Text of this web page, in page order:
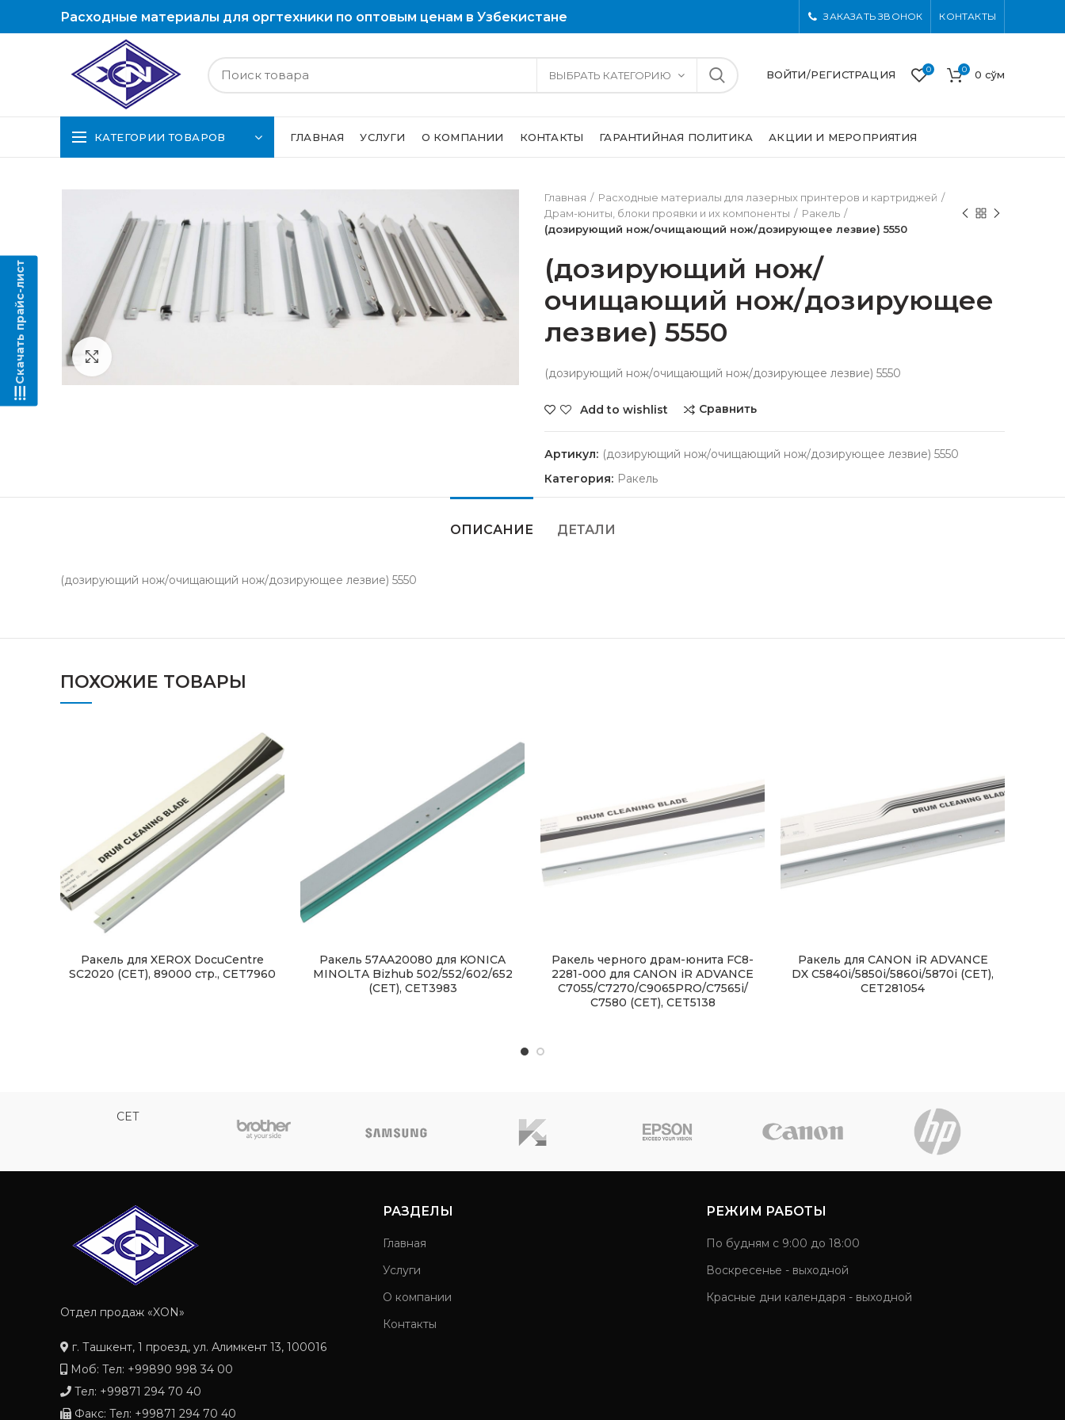
Расходные материалы для оргтехники по оптовым ценам в Узбекистане ЗАКАЗАТЬ ЗВОНОК КОНТАКТЫ
ВЫБРАТЬ КАТЕГОРИЮ ВОЙТИ/РЕГИСТРАЦИЯ 0 0 0 сўм
КАТЕГОРИИ ТОВАРОВ ГЛАВНАЯ УСЛУГИ О КОМПАНИИ КОНТАКТЫ ГАРАНТИЙНАЯ ПОЛИТИКА АКЦИИ И МЕРОПРИЯТИЯ
Главная
Расходные материалы для лазерных принтеров и картриджей
Драм-юниты, блоки проявки и их компоненты
Ракель
(дозирующий нож/очищающий нож/дозирующее лезвие) 5550
(дозирующий нож/
очищающий нож/дозирующее
лезвие) 5550
(дозирующий нож/очищающий нож/дозирующее лезвие) 5550
Add to wishlist Сравнить
Артикул: (дозирующий нож/очищающий нож/дозирующее лезвие) 5550
Категория: Ракель
ОПИСАНИЕ ДЕТАЛИ
(дозирующий нож/очищающий нож/дозирующее лезвие) 5550
ПОХОЖИЕ ТОВАРЫ
Ракель для XEROX DocuCentre
SC2020 (CET), 89000 стр., CET7960
Ракель 57AA20080 для KONICA
MINOLTA Bizhub 502/552/602/652
(CET), CET3983
Ракель черного драм-юнита FC8-
2281-000 для CANON iR ADVANCE
C7055/C7270/C9065PRO/C7565i/
С7580 (CET), CET5138
Ракель для CANON iR ADVANCE
DX C5840i/5850i/5860i/5870i (CET),
CET281054
CET
Отдел продаж «XON»
г. Ташкент, 1 проезд, ул. Алимкент 13, 100016
Моб: Тел: +99890 998 34 00
Тел: +99871 294 70 40
Факс: Тел: +99871 294 70 40
РАЗДЕЛЫ
Главная
Услуги
О компании
Контакты
РЕЖИМ РАБОТЫ
По будням с 9:00 до 18:00
Воскресенье - выходной
Красные дни календаря - выходной
Скачать прайс-лист